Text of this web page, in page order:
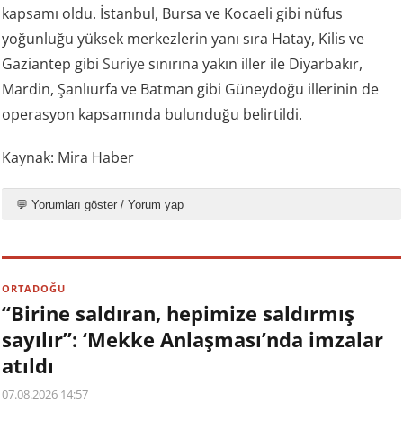
kapsamı oldu. İstanbul, Bursa ve Kocaeli gibi nüfus
yoğunluğu yüksek merkezlerin yanı sıra Hatay, Kilis ve
Gaziantep gibiSuriyesınırına yakın iller ile Diyarbakır,
Mardin, Şanlıurfa ve Batman gibi Güneydoğu illerinin de
operasyon kapsamında bulunduğu belirtildi.
Kaynak: Mira Haber
💬 Yorumları göster / Yorum yap
ORTADOĞU
“Birine saldıran, hepimize saldırmış
sayılır”: ‘Mekke Anlaşması’nda imzalar
atıldı
07.08.2026 14:57